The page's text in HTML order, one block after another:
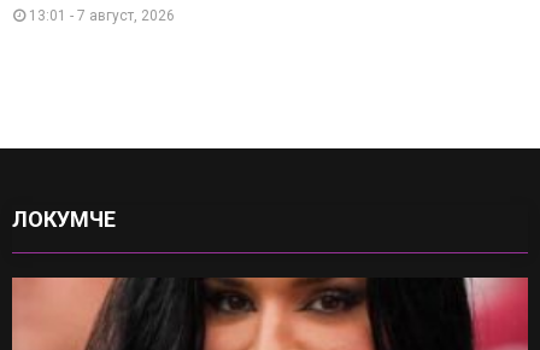
13:01 - 7 август, 2026
ЛОКУМЧЕ